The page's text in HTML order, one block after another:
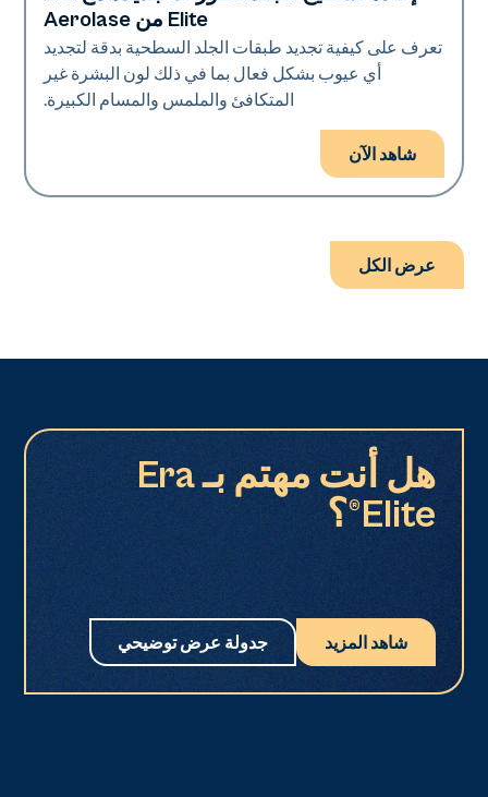
Elite من Aerolase
تعرف على كيفية تجديد طبقات الجلد السطحية بدقة لتجديد
أي عيوب بشكل فعال بما في ذلك لون البشرة غير
المتكافئ والملمس والمسام الكبيرة.
شاهد الآن
عرض الكل
هل أنت مهتم بـ Era
Elite®؟
شاهد المزيد جدولة عرض توضيحي